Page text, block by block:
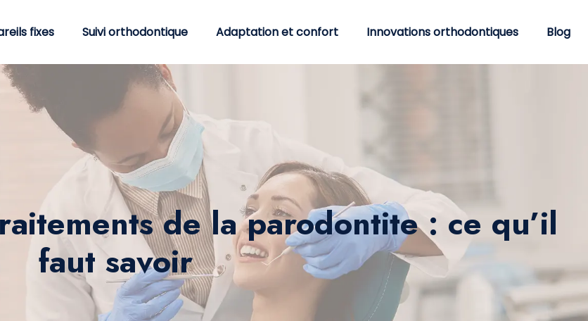
fixes Suivi orthodontique Adaptation et confort Innovations orthodontiques Blog
de la parodontite : ce qu’il
faut savoir